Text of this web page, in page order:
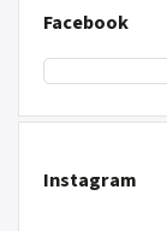
Facebook
Instagram